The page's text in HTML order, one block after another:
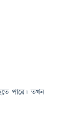
পারে। তখন